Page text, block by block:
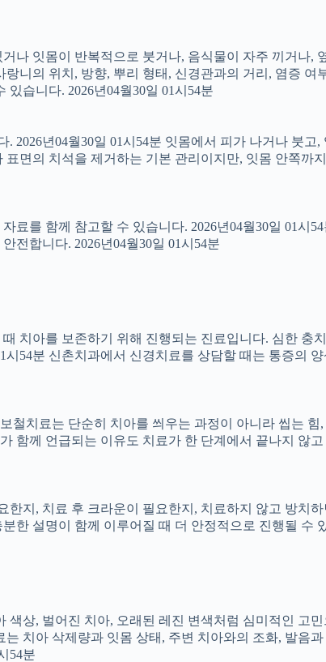
나 잇몸이 반복적으로 붓거나, 음식물이 자주 끼거나,
니의 위치, 방향, 뿌리 형태, 신경관과의 거리, 염증 여
습니다. 2026년04월30일 01시54분
2026년04월30일 01시54분 잇몸에서 피가 나거나 붓
면의 치석을 제거하는 기본 관리이지만, 잇몸 안쪽까
자료를 함께 참고할 수 있습니다. 2026년04월30일 01시
전합니다. 2026년04월30일 01시54분
치아를 보존하기 위해 진행되는 진료입니다. 심한 충
54분 신촌치과에서 신경치료를 상담할 때는 통증의
치료는 단순히 치아를 씌우는 과정이 아니라 씹는 힘
께 언급되는 이유도 치료가 한 단계에서 끝나지 않
지, 치료 후 크라운이 필요한지, 치료하지 않고 방치
한 설명이 함께 이루어질 때 더 안정적으로 진행될 수
상, 벌어진 치아, 오래된 레진 변색처럼 심미적인 고
치아 삭제량과 잇몸 상태, 주변 치아와의 조화, 발음
54분